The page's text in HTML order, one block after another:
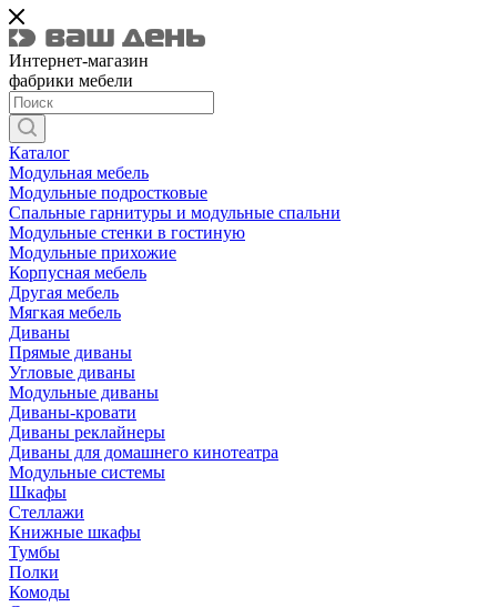
Интернет-магазин
фабрики мебели
Каталог
Модульная мебель
Модульные подростковые
Спальные гарнитуры и модульные спальни
Модульные стенки в гостиную
Модульные прихожие
Корпусная мебель
Другая мебель
Мягкая мебель
Диваны
Прямые диваны
Угловые диваны
Модульные диваны
Диваны-кровати
Диваны реклайнеры
Диваны для домашнего кинотеатра
Модульные системы
Шкафы
Стеллажи
Книжные шкафы
Тумбы
Полки
Комоды